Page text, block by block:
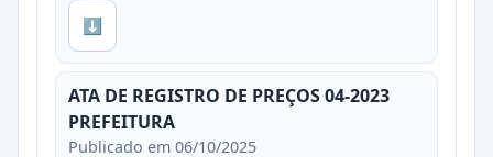
⬇
ATA DE REGISTRO DE PREÇOS 04-2023
PREFEITURA
Publicado em 06/10/2025